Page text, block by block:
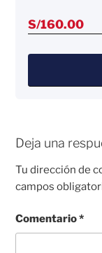
S/160.00
Deja una
Tu dirección de
campos
Comentario*